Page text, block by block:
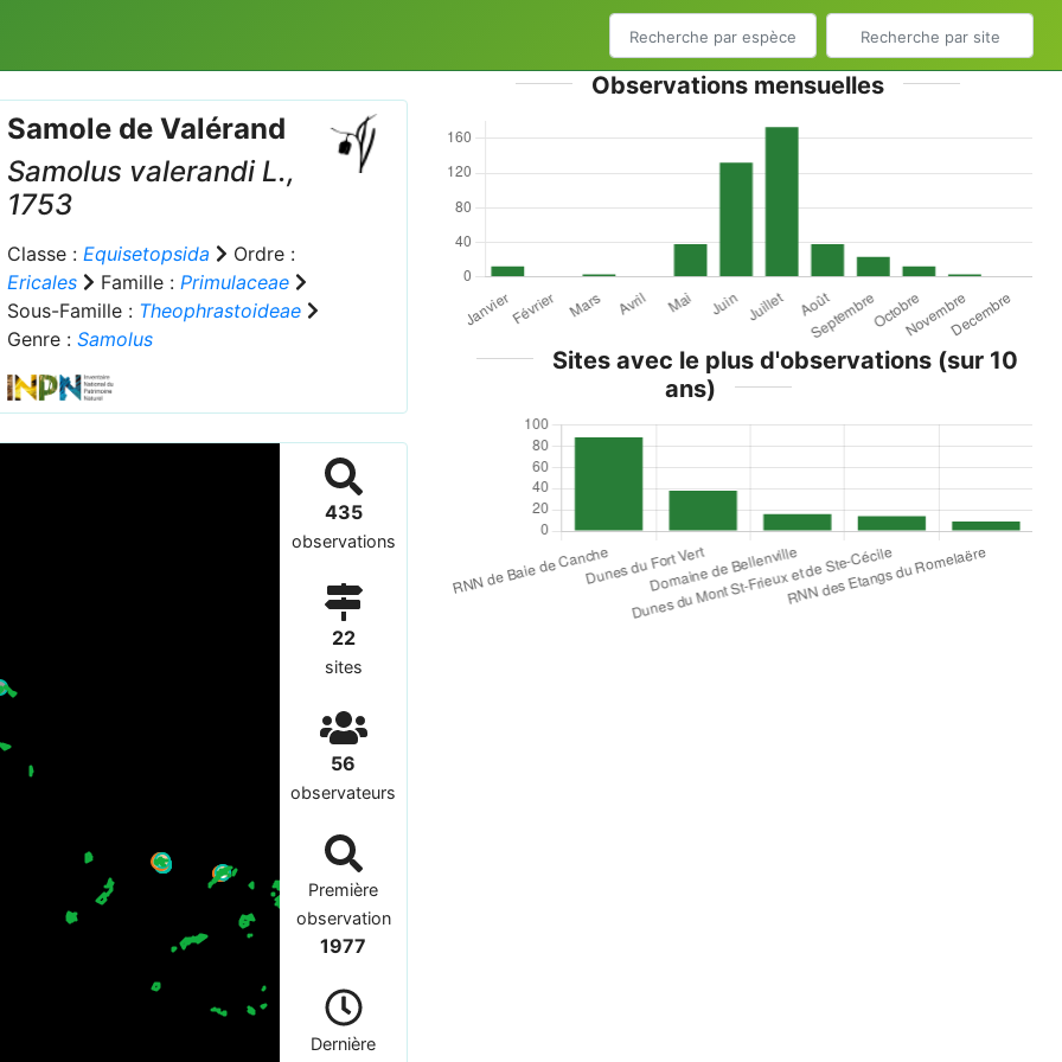
Samole de Valérand
Samolus valerandiL.,
1753
Classe : Equisetopsida
Ordre :
Ericales
Famille : Primulaceae
Sous-Famille : Theophrastoideae
Genre : Samolus
435
observations
22
sites
56
observateurs
Première
observation
1977
Dernière
Observations mensuelles
Sites avec le plus d'observations (sur 10
ans)